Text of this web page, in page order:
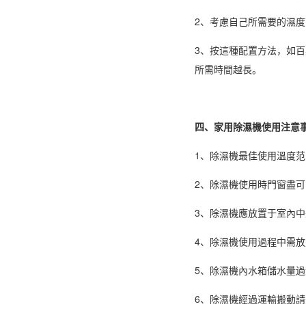
2、考慮自己所需要的濕
3、按這種配置方法，如
所需時間越長。
四、家用除濕機使用注意
1、除濕機最佳使用溫
2、 除濕機使用時門窗盡
3、除濕機應放置于室內
4、除濕機使用過程中需
5、除濕機內水箱儲水量
6、除濕機經過運輸搬動